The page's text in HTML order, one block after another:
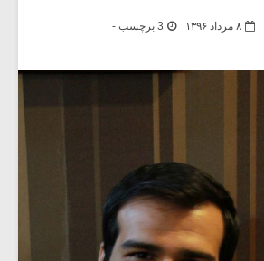
۸ مرداد ۱۳۹۶ 3 برچسب -